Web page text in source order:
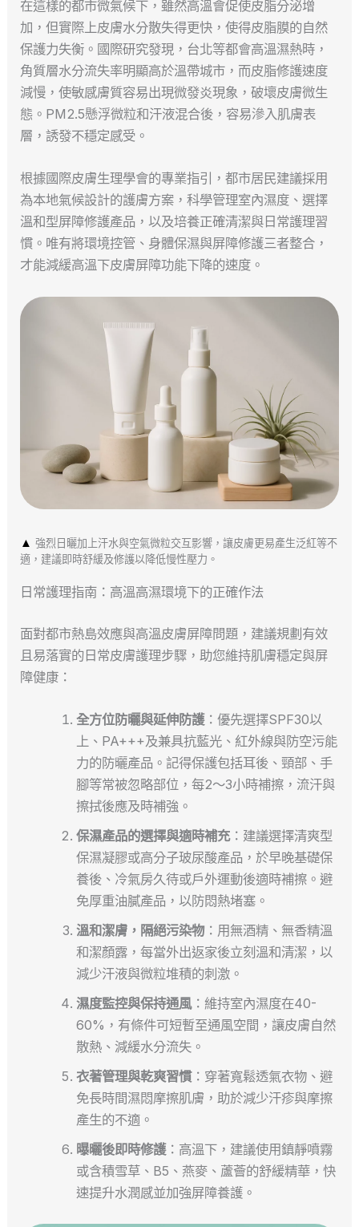
在這樣的都市微氣候下，雖然高溫會促使皮脂分泌增
加，但實際上皮膚水分散失得更快，使得皮脂膜的自然
保護力失衡。國際研究發現，台北等都會高溫濕熱時，
角質層水分流失率明顯高於溫帶城市，而皮脂修護速度
減慢，使敏感膚質容易出現微發炎現象，破壞皮膚微生
態。PM2.5懸浮微粒和汗液混合後，容易滲入肌膚表
層，誘發不穩定感受。
根據國際皮膚生理學會的專業指引，都市居民建議採用
為本地氣候設計的護膚方案，科學管理室內濕度、選擇
溫和型屏障修護產品，以及培養正確清潔與日常護理習
慣。唯有將環境控管、身體保濕與屏障修護三者整合，
才能減緩高溫下皮膚屏障功能下降的速度。
▲ 強烈日曬加上汗水與空氣微粒交互影響，讓皮膚更易產生泛紅等不
適，建議即時舒緩及修護以降低慢性壓力。
日常護理指南：高溫高濕環境下的正確作法
面對都市熱島效應與高溫皮膚屏障問題，建議規劃有效
且易落實的日常皮膚護理步驟，助您維持肌膚穩定與屏
障健康：
全方位防曬與延伸防護：優先選擇SPF30以
上、PA+++及兼具抗藍光、紅外線與防空污能
力的防曬產品。記得保護包括耳後、頸部、手
腳等常被忽略部位，每2～3小時補擦，流汗與
擦拭後應及時補強。
保濕產品的選擇與適時補充：建議選擇清爽型
保濕凝膠或高分子玻尿酸產品，於早晚基礎保
養後、冷氣房久待或戶外運動後適時補擦。避
免厚重油膩產品，以防悶熱堵塞。
溫和潔膚，隔絕污染物：用無酒精、無香精溫
和潔顏露，每當外出返家後立刻溫和清潔，以
減少汗液與微粒堆積的刺激。
濕度監控與保持通風：維持室內濕度在40-
60%，有條件可短暫至通風空間，讓皮膚自然
散熱、減緩水分流失。
衣著管理與乾爽習慣：穿著寬鬆透氣衣物、避
免長時間濕悶摩擦肌膚，助於減少汗疹與摩擦
產生的不適。
曝曬後即時修護：高溫下，建議使用鎮靜噴霧
或含積雪草、B5、燕麥、蘆薈的舒緩精華，快
速提升水潤感並加強屏障養護。